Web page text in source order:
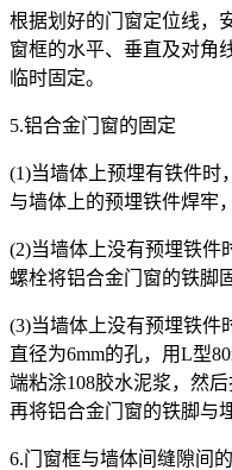
根据划好的门窗定位线，
窗框的水平、垂直及对角
临时固定。
5.铝合金门窗的固定
(1)当墙体上预埋有铁件时
与墙体上的预埋铁件焊牢
(2)当墙体上没有预埋铁件
螺栓将铝合金门窗的铁脚
(3)当墙体上没有预埋铁件
直径为6mm的孔，用L型
端粘涂108胶水泥浆，然
再将铝合金门窗的铁脚与
6.门窗框与墙体间缝隙间